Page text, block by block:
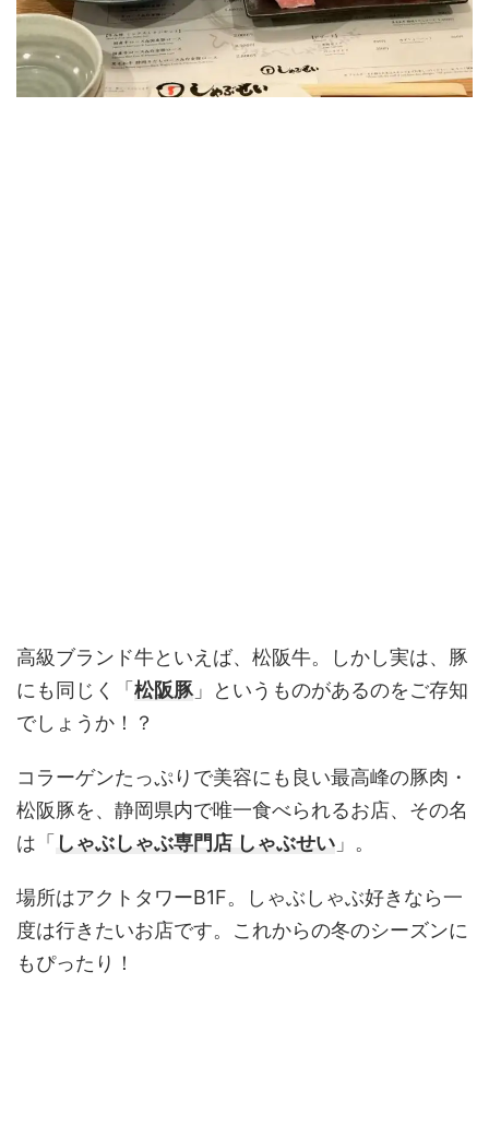
高級ブランド牛といえば、松阪牛。しかし実は、豚
にも同じく「松阪豚」というものがあるのをご存知
でしょうか！？
コラーゲンたっぷりで美容にも良い最高峰の豚肉・
松阪豚を、静岡県内で唯一食べられるお店、その名
は「 しゃぶしゃぶ専門店 しゃぶせい 」。
場所はアクトタワーB1F。しゃぶしゃぶ好きなら一
度は行きたいお店です。これからの冬のシーズンに
もぴったり！